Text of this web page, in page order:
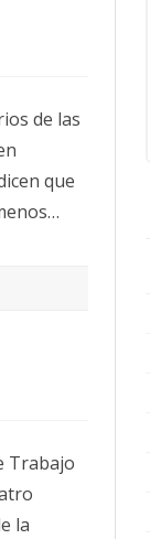
de las
que
Trabajo
la